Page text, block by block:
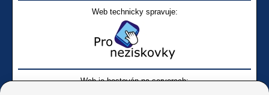
Web technicky spravuje:
Web je hostován na serverech: